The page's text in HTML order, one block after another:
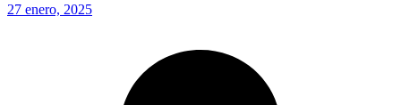
27 enero, 2025